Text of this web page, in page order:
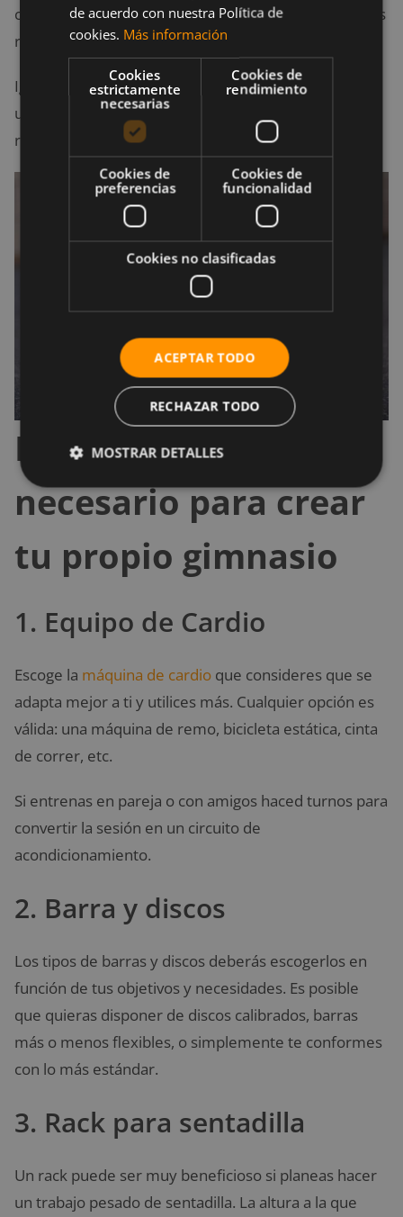
cronómetro o temporizador, ya que gran parte de las
rutinas se basan en el tiempo.
Igualmente, si tu idea es invertir en equipamiento
una cantidad de dinero mayor, aquí van nuestras
recomendaciones:
Equipamiento
necesario para crear
tu propio gimnasio
1. Equipo de Cardio
Escoge la máquina de cardio que consideres que se
adapta mejor a ti y utilices más. Cualquier opción es
válida: una máquina de remo, bicicleta estática, cinta
de correr, etc.
Si entrenas en pareja o con amigos haced turnos para
convertir la sesión en un circuito de
acondicionamiento.
2. Barra y discos
Los tipos de barras y discos deberás escogerlos en
función de tus objetivos y necesidades. Es posible
que quieras disponer de discos calibrados, barras
más o menos flexibles, o simplemente te conformes
con lo más estándar.
3. Rack para sentadilla
Un rack puede ser muy beneficioso si planeas hacer
un trabajo pesado de sentadilla. La altura a la que
de acuerdo con nuestra Política de
cookies. Más información
Cookies
estrictamente
necesarias
Cookies de
rendimiento
Cookies de
preferencias
Cookies de
funcionalidad
Cookies no clasificadas
ACEPTAR TODO
RECHAZAR TODO
MOSTRAR DETALLES